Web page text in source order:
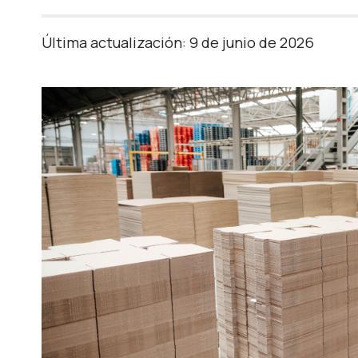
Última actualización: 9 de junio de 2026